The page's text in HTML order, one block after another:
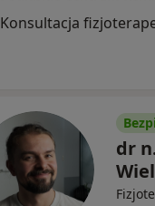
Konsultacja
dr